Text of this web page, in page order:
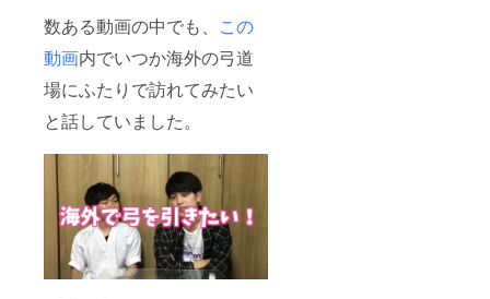
数ある動画の中でも、 この
動画内でいつか海外の弓道
場にふたりで訪れてみたい
と話していました。